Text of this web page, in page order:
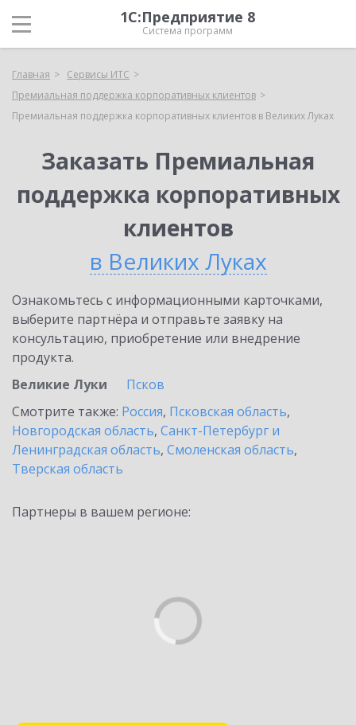
1С:Предприятие 8
Система программ
Главная
Сервисы ИТС
Премиальная поддержка корпоративных клиентов
Премиальная поддержка корпоративных клиентов в Великих Луках
Заказать Премиальная
поддержка корпоративных
клиентов
в Великих Луках
Ознакомьтесь с информационными карточками,
выберите партнёра и отправьте заявку на
консультацию, приобретение или внедрение
продукта.
Великие Луки
Псков
Смотрите также: Россия, Псковская область,
Новгородская область, Санкт-Петербург и
Ленинградская область, Смоленская область,
Тверская область
Партнеры в вашем регионе: